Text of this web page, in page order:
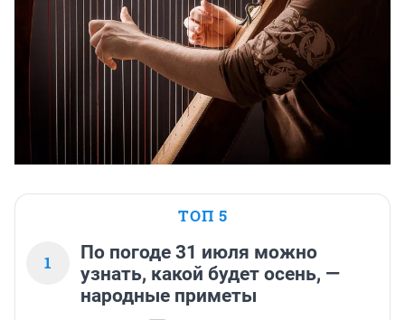
ТОП 5
1
По погоде 31 июля можно
узнать, какой будет осень, —
народные приметы